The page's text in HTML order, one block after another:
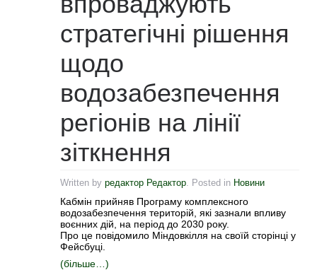
стратегічні рішення
щодо
водозабезпечення
регіонів на лінії
зіткнення
Written by редактор Редактор . Posted in Новини
Кабмін прийняв Програму комплексного
водозабезпечення територій, які зазнали впливу
воєнних дій, на період до 2030 року.
Про це повідомило Міндовкілля на своїй сторінці у
Фейсбуці.
(більше…)